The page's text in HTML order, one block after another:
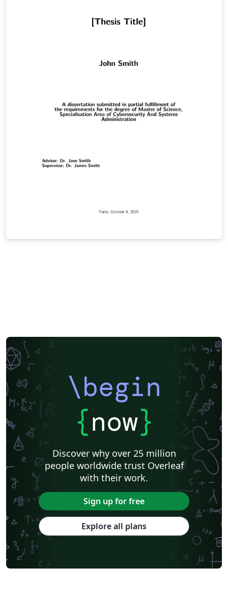
\begin
{now}
Discover why over 25 million
people worldwide trust Overleaf
with their work.
Sign up for free
Explore all plans